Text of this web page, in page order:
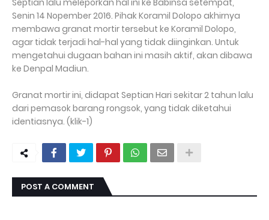
Septian lalu meleporkan hal ini ke Babinsa setempat,
Senin 14 Nopember 2016. Pihak Koramil Dolopo akhirnya
membawa granat mortir tersebut ke Koramil Dolopo,
agar tidak terjadi hal-hal yang tidak diinginkan. Untuk
mengetahui dugaan bahan ini masih aktif, akan dibawa
ke Denpal Madiun.
Granat mortir ini, didapat Septian Hari sekitar 2 tahun lalu
dari pemasok barang rongsok, yang tidak diketahui
identiasnya. (klik-1)
POST A COMMENT